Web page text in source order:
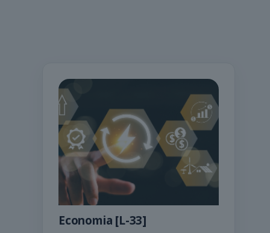
Economia [L-33]